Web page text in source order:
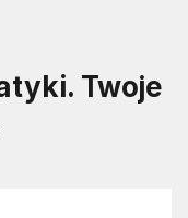
Twoje